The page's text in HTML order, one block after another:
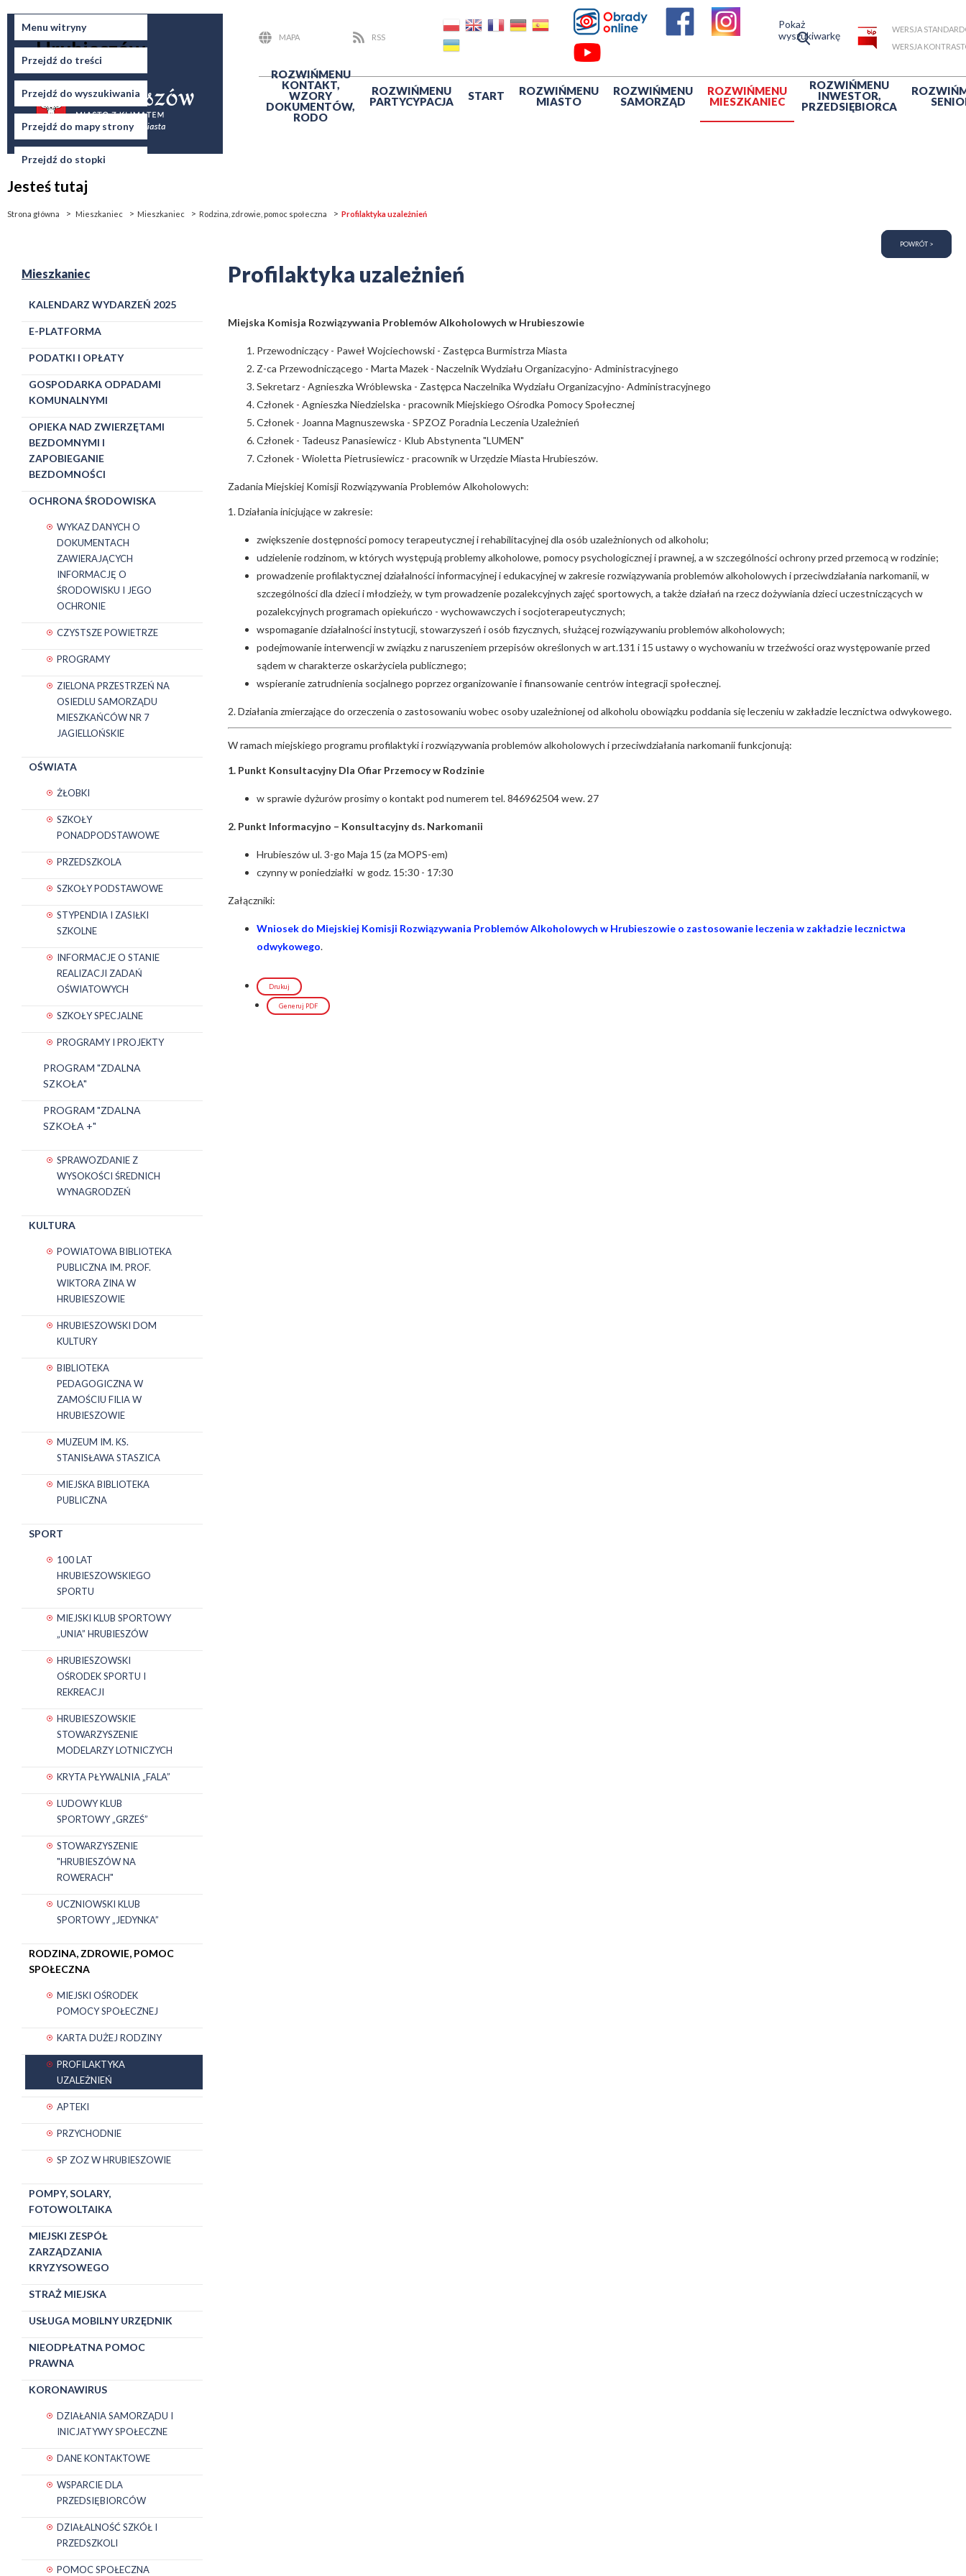
Menu witryny
Przejdź do treści
Przejdź do wyszukiwania
Przejdź do mapy strony
Przejdź do stopki
Miasto
Hrubieszów
MAPA
RSS
Pokaż
wyszukiwarkę
WERSJA
WERSJA
ROZWIŃMENU
KONTAKT,
WZORY
DOKUMENTÓW,
RODO
ROZWIŃMENU
PARTYCYPACJA
START ROZWIŃMENU
MIASTO
ROZWIŃMENU
SAMORZĄD
ROZWIŃMENU
MIESZKANIEC
ROZWIŃMENU
INWESTOR,
PRZEDSIĘBIORCA
ROZWIŃ
Jesteś tutaj
Strona główna Mieszkaniec Mieszkaniec Rodzina, zdrowie, pomoc społeczna Profilaktyka uzależnień
POWRÓT >
Mieszkaniec
KALENDARZ WYDARZEŃ 2025
E-PLATFORMA
PODATKI I OPŁATY
GOSPODARKA ODPADAMI
KOMUNALNYMI
OPIEKA NAD ZWIERZĘTAMI
BEZDOMNYMI I
ZAPOBIEGANIE
BEZDOMNOŚCI
OCHRONA ŚRODOWISKA
WYKAZ DANYCH O
DOKUMENTACH
ZAWIERAJĄCYCH
INFORMACJĘ O
ŚRODOWISKU I JEGO
OCHRONIE
CZYSTSZE POWIETRZE
PROGRAMY
ZIELONA PRZESTRZEŃ NA
OSIEDLU SAMORZĄDU
MIESZKAŃCÓW NR 7
JAGIELLOŃSKIE
OŚWIATA
ŻŁOBKI
SZKOŁY
PONADPODSTAWOWE
PRZEDSZKOLA
SZKOŁY PODSTAWOWE
STYPENDIA I ZASIŁKI
SZKOLNE
INFORMACJE O STANIE
REALIZACJI ZADAŃ
OŚWIATOWYCH
SZKOŁY SPECJALNE
PROGRAMY I PROJEKTY
PROGRAM "ZDALNA
SZKOŁA"
PROGRAM "ZDALNA
SZKOŁA +"
SPRAWOZDANIE Z
WYSOKOŚCI ŚREDNICH
WYNAGRODZEŃ
KULTURA
POWIATOWA BIBLIOTEKA
PUBLICZNA IM. PROF.
WIKTORA ZINA W
HRUBIESZOWIE
HRUBIESZOWSKI DOM
KULTURY
BIBLIOTEKA
PEDAGOGICZNA W
ZAMOŚCIU FILIA W
HRUBIESZOWIE
MUZEUM IM. KS.
STANISŁAWA STASZICA
MIEJSKA BIBLIOTEKA
PUBLICZNA
SPORT
100 LAT
HRUBIESZOWSKIEGO
SPORTU
MIEJSKI KLUB SPORTOWY
„UNIA” HRUBIESZÓW
HRUBIESZOWSKI
OŚRODEK SPORTU I
REKREACJI
HRUBIESZOWSKIE
STOWARZYSZENIE
MODELARZY LOTNICZYCH
KRYTA PŁYWALNIA „FALA”
LUDOWY KLUB
SPORTOWY „GRZEŚ”
STOWARZYSZENIE
"HRUBIESZÓW NA
ROWERACH"
UCZNIOWSKI KLUB
SPORTOWY „JEDYNKA”
RODZINA, ZDROWIE, POMOC
SPOŁECZNA
MIEJSKI OŚRODEK
POMOCY SPOŁECZNEJ
KARTA DUŻEJ RODZINY
PROFILAKTYKA
UZALEŻNIEŃ
APTEKI
PRZYCHODNIE
SP ZOZ W HRUBIESZOWIE
POMPY, SOLARY,
FOTOWOLTAIKA
MIEJSKI ZESPÓŁ
ZARZĄDZANIA
KRYZYSOWEGO
STRAŻ MIEJSKA
USŁUGA MOBILNY URZĘDNIK
NIEODPŁATNA POMOC
PRAWNA
KORONAWIRUS
DZIAŁANIA SAMORZĄDU I
INICJATYWY SPOŁECZNE
DANE KONTAKTOWE
WSPARCIE DLA
PRZEDSIĘBIORCÓW
DZIAŁALNOŚĆ SZKÓŁ I
PRZEDSZKOLI
POMOC SPOŁECZNA
Profilaktyka uzależnień
Miejska Komisja Rozwiązywania Problemów Alkoholowych w Hrubieszowie
Przewodniczący - Paweł Wojciechowski - Zastępca Burmistrza Miasta
Z-ca Przewodniczącego - Marta Mazek - Naczelnik Wydziału Organizacyjno- Administracyjnego
Sekretarz - Agnieszka Wróblewska - Zastępca Naczelnika Wydziału Organizacyjno- Administracyjnego
Członek - Agnieszka Niedzielska - pracownik Miejskiego Ośrodka Pomocy Społecznej
Członek - Joanna Magnuszewska - SPZOZ Poradnia Leczenia Uzależnień
Członek - Tadeusz Panasiewicz - Klub Abstynenta "LUMEN"
Członek - Wioletta Pietrusiewicz - pracownik w Urzędzie Miasta Hrubieszów.
Zadania Miejskiej Komisji Rozwiązywania Problemów Alkoholowych:
1. Działania inicjujące w zakresie:
zwiększenie dostępności pomocy terapeutycznej i rehabilitacyjnej dla osób uzależnionych od alkoholu;
udzielenie rodzinom, w których występują problemy alkoholowe, pomocy psychologicznej i prawnej, a w szczególności ochrony przed przemocą w rodzinie;
prowadzenie profilaktycznej działalności informacyjnej i edukacyjnej w zakresie rozwiązywania problemów alkoholowych i przeciwdziałania narkomanii, w
szczególności dla dzieci i młodzieży, w tym prowadzenie pozalekcyjnych zajęć sportowych, a także działań na rzecz dożywiania dzieci uczestniczących w
pozalekcyjnych programach opiekuńczo - wychowawczych i socjoterapeutycznych;
wspomaganie działalności instytucji, stowarzyszeń i osób fizycznych, służącej rozwiązywaniu problemów alkoholowych;
podejmowanie interwencji w związku z naruszeniem przepisów określonych w art.131 i 15 ustawy o wychowaniu w trzeźwości oraz występowanie przed
sądem w charakterze oskarżyciela publicznego;
wspieranie zatrudnienia socjalnego poprzez organizowanie i finansowanie centrów integracji społecznej.
2. Działania zmierzające do orzeczenia o zastosowaniu wobec osoby uzależnionej od alkoholu obowiązku poddania się leczeniu w zakładzie lecznictwa odwykowego.
W ramach miejskiego programu profilaktyki i rozwiązywania problemów alkoholowych i przeciwdziałania narkomanii funkcjonują:
1. Punkt Konsultacyjny Dla Ofiar Przemocy w Rodzinie
w sprawie dyżurów prosimy o kontakt pod numerem tel. 846962504 wew. 27
2. Punkt Informacyjno – Konsultacyjny ds. Narkomanii
Hrubieszów ul. 3-go Maja 15 (za MOPS-em)
czynny w poniedziałki w godz. 15:30 - 17:30
Załączniki:
Wniosek do Miejskiej Komisji Rozwiązywania Problemów Alkoholowych w Hrubieszowie o zastosowanie leczenia w zakładzie lecznictwa
odwykowego.
Drukuj
Generuj PDF